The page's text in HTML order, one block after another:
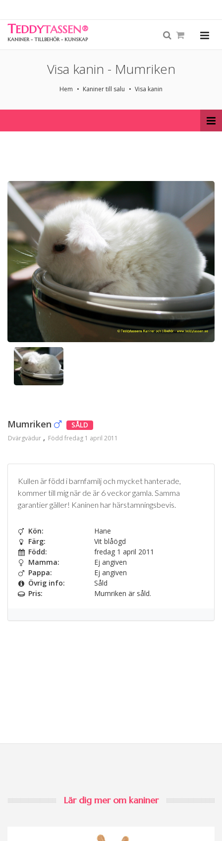
TEDDYTASSEN®
KANINER - TILLBEHÖR - KUNSKAP
Visa kanin - Mumriken
Hem Kaniner till salu Visa kanin
Mumriken SÅLD
Dvärgvädur Född fredag 1 april 2011
Kullen är född i barnfamilj och mycket hanterade,
kommer till mig när de är 6 veckor gamla. Samma
garantier gäller! Kaninen har härstamningsbevis.
Kön:
Hane
Färg:
Vit blåögd
Född:
fredag 1 april 2011
Mamma:
Ej angiven
Pappa:
Ej angiven
Övrig info:
Såld
Pris:
Mumriken är såld.
Lär dig mer om kaniner